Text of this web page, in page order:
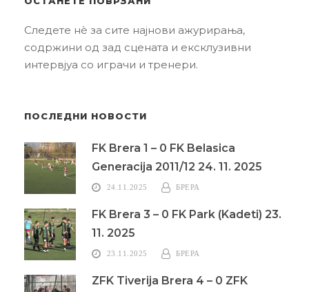
Следете нè за сите најнови ажурирања,
содржини од зад сцената и ексклузивни
интервјуа со играчи и тренери.
ПОСЛЕДНИ НОВОСТИ
FK Brera 1 – 0 FK Belasica
Generacija 2011/12 24. 11. 2025
24.11.2025 БРЕРА
FK Brera 3 – 0 FK Park (Kadeti) 23.
11. 2025
23.11.2025 БРЕРА
ZFK Tiverija Brera 4 – 0 ZFK